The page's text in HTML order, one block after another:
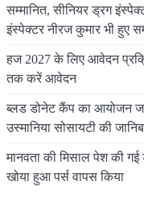
सम्मानित, सीनियर ड्रग
इंस्पेक्टर नीरज कुमार भी हुए
हज 2027 के लिए आवेदन
तक करें आवेदन
ब्लड डोनेट कैंप का आयोजन
उस्मानिया सोसायटी की
मानवता की मिसाल पेश की गई
खोया हुआ पर्स वापस किया